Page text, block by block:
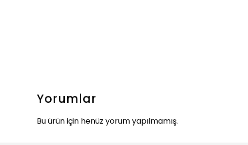
Yorumlar
Bu ürün için henüz yorum yapılmamış.